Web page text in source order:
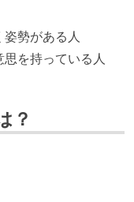
姿勢がある人
思を持っている人
？